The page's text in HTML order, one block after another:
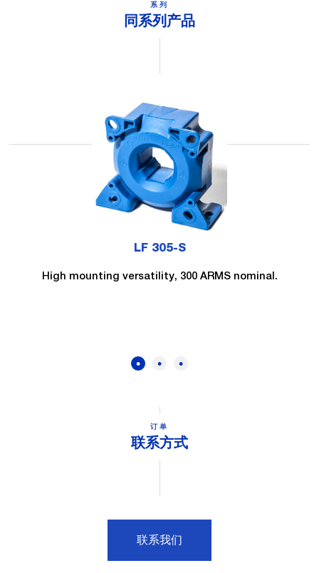
系列
同系列产品
LF 305-S
High mounting versatility, 300 ARMS nominal.
订单
联系方式
联系我们